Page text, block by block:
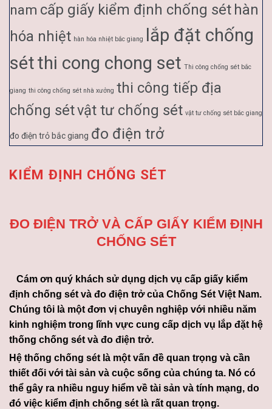
KIỂM ĐỊNH CHỐNG SÉT
ĐO ĐIỆN TRỞ VÀ CẤP GIẤY KIỂM ĐỊNH
CHỐNG SÉT
Cám ơn quý khách sử dụng dịch vụ cấp giấy kiểm
định chống sét và đo điện trở của Chống Sét Việt Nam.
Chúng tôi là một đơn vị chuyên nghiệp với nhiều năm
kinh nghiệm trong lĩnh vực cung cấp dịch vụ lắp đặt hệ
thống chống sét và đo điện trở.
Hệ thống chống sét là một vấn đề quan trọng và cần
thiết đối với tài sản và cuộc sống của chúng ta. Nó có
thể gây ra nhiều nguy hiểm về tài sản và tính mạng, do
đó việc kiểm định chống sét là rất quan trọng.
nam cấp giấy kiểm định chống sét hàn
hóa nhiệt hàn hóa nhiệt bắc giang lắp đặt chống
sétthi cong chong set Thi công chống sét bắc
giang thi công chống sét nhà xưởng thi công tiếp địa
chống sétvật tư chống sét vật tư chống sét bắc giang
đo điện trỏ bắc giang đo điện trở